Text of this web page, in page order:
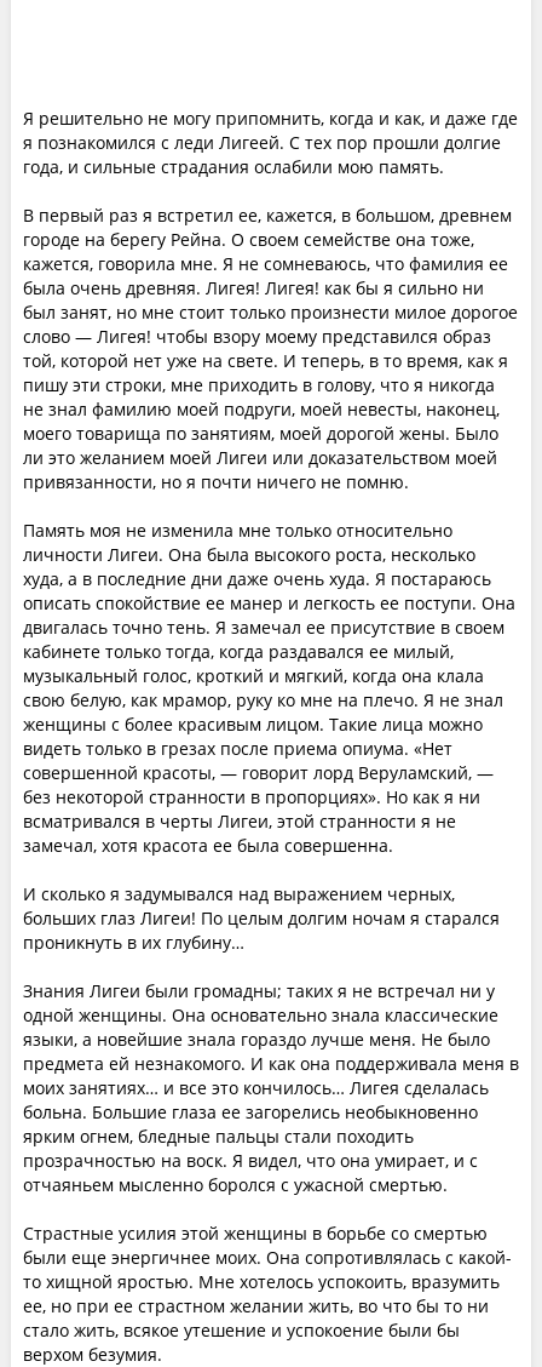
Я решительно не могу припомнить, когда и как, и даже где
я познакомился с леди Лигеей. С тех пор прошли долгие
года, и сильные страдания ослабили мою память.
В первый раз я встретил ее, кажется, в большом, древнем
городе на берегу Рейна. О своем семействе она тоже,
кажется, говорила мне. Я не сомневаюсь, что фамилия ее
была очень древняя. Лигея! Лигея! как бы я сильно ни
был занят, но мне стоит только произнести милое дорогое
слово — Лигея! чтобы взору моему представился образ
той, которой нет уже на свете. И теперь, в то время, как я
пишу эти строки, мне приходить в голову, что я никогда
не знал фамилию моей подруги, моей невесты, наконец,
моего товарища по занятиям, моей дорогой жены. Было
ли это желанием моей Лигеи или доказательством моей
привязанности, но я почти ничего не помню.
Память моя не изменила мне только относительно
личности Лигеи. Она была высокого роста, несколько
худа, а в последние дни даже очень худа. Я постараюсь
описать спокойствие ее манер и легкость ее поступи. Она
двигалась точно тень. Я замечал ее присутствие в своем
кабинете только тогда, когда раздавался ее милый,
музыкальный голос, кроткий и мягкий, когда она клала
свою белую, как мрамор, руку ко мне на плечо. Я не знал
женщины с более красивым лицом. Такие лица можно
видеть только в грезах после приема опиума. «Нет
совершенной красоты, — говорит лорд Веруламский, —
без некоторой странности в пропорциях». Но как я ни
всматривался в черты Лигеи, этой странности я не
замечал, хотя красота ее была совершенна.
И сколько я задумывался над выражением черных,
больших глаз Лигеи! По целым долгим ночам я старался
проникнуть в их глубину…
Знания Лигеи были громадны; таких я не встречал ни у
одной женщины. Она основательно знала классические
языки, а новейшие знала гораздо лучше меня. Не было
предмета ей незнакомого. И как она поддерживала меня в
моих занятиях… и все это кончилось… Лигея сделалась
больна. Большие глаза ее загорелись необыкновенно
ярким огнем, бледные пальцы стали походить
прозрачностью на воск. Я видел, что она умирает, и с
отчаяньем мысленно боролся с ужасной смертью.
Страстные усилия этой женщины в борьбе со смертью
были еще энергичнее моих. Она сопротивлялась с какой-
то хищной яростью. Мне хотелось успокоить, вразумить
ее, но при ее страстном желании жить, во что бы то ни
стало жить, всякое утешение и успокоение были бы
верхом безумия.